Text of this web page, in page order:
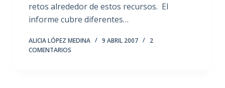
retos alrededor de estos recursos. El
informe cubre diferentes…
ALICIA LÓPEZ MEDINA 9 ABRIL 2007
2
COMENTARIOS